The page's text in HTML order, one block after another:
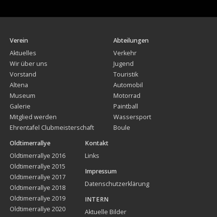
Verein
Aktuelles
Wir über uns
Vorstand
Altena
Museum
Galerie
Mitglied werden
Ehrentafel Clubmeisterschaft
Abteilungen
Verkehr
Jugend
Touristik
Automobil
Motorrad
Paintball
Wassersport
Boule
Oldtimerrallye
Oldtimerrallye 2016
Oldtimerrallye 2015
Oldtimerrallye 2017
Oldtimerrallye 2018
Oldtimerrallye 2019
Oldtimerrallye 2020
Kontakt
Links
Impressum
Datenschutzerklärung
INTERN
Aktuelle Bilder